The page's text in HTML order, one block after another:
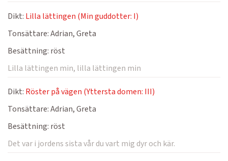
Dikt: Lilla lättingen (Min guddotter: I)
Tonsättare:Adrian, Greta
Besättning: röst
Lilla lättingen min, lilla lättingen min
Dikt: Röster på vägen (Yttersta domen: III)
Tonsättare:Adrian, Greta
Besättning: röst
Det var i jordens sista vår du vart mig dyr och kär.